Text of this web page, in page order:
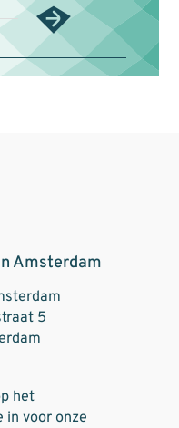
Amsterdam
5
het
in voor onze